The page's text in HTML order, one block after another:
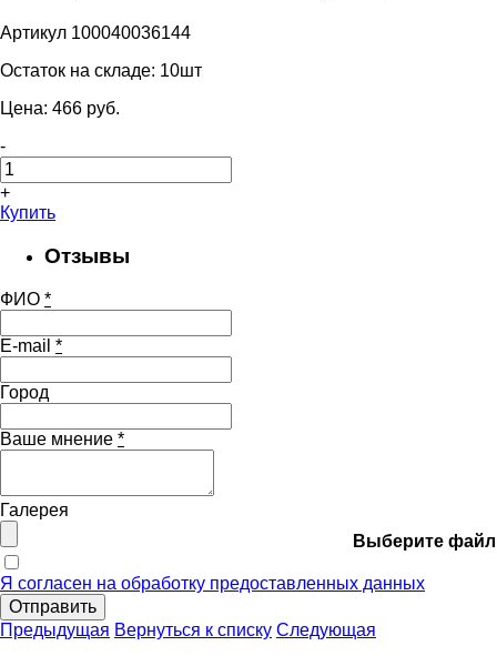
Артикул 100040036144
Остаток на складе: 10шт
Цена: 466 pуб.
-
+
Купить
Отзывы
ФИО *
E-mail *
Город
Ваше мнение *
Галерея
Выберите файл
Я согласен на обработку предоставленных данных
Отправить
Предыдущая Вернуться к списку Следующая